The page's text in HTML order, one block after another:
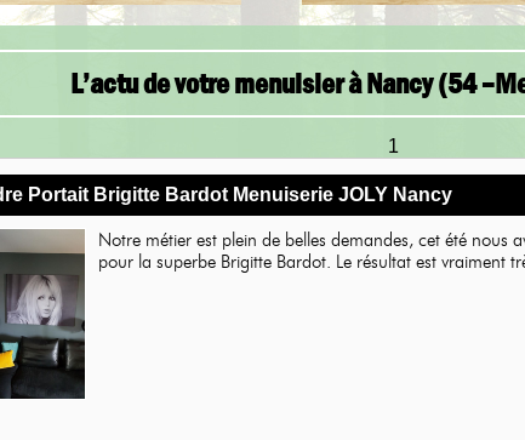
L’actu de votre menuisier à Nancy (54
1
Portait Brigitte Bardot Menuiserie JOLY Nancy
Notre métier est plein de belles demandes, cet été nous
pour la superbe Brigitte Bardot. Le résultat est vraiment